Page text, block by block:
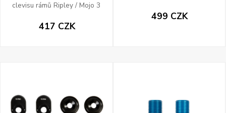
clevisu rámů Ripley / Mojo 3
417 CZK
499 CZK